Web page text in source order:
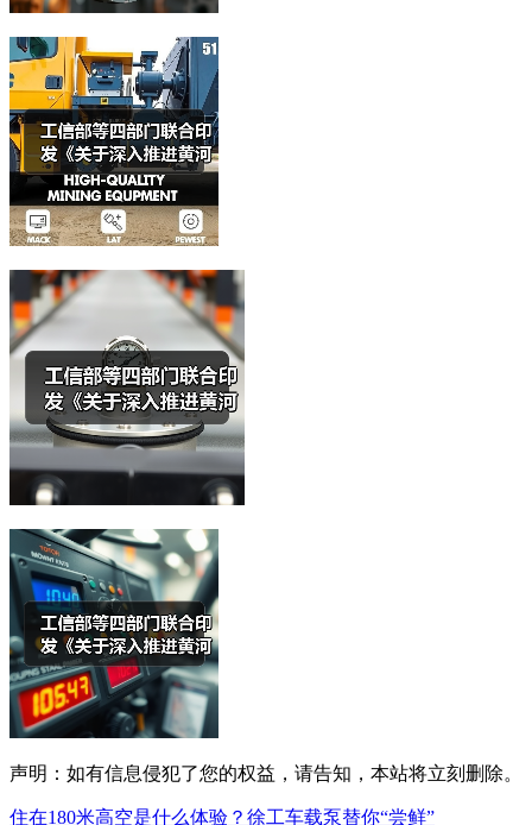
声明：如有信息侵犯了您的权益，请告知，本站将立刻删除。
住在180米高空是什么体验？徐工车载泵替你“尝鲜”